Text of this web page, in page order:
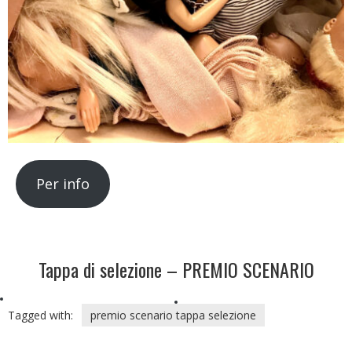
Per info
Tappa di selezione – PREMIO SCENARIO
Tagged with: premio scenario tappa selezione